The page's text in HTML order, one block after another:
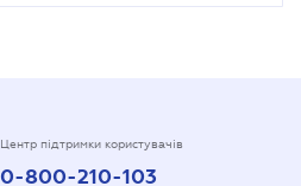
Центр підтримки користувачів
0-800-210-103